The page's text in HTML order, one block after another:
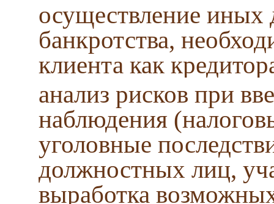
осуществление иных
банкротства,
клиента как
анализ рисков при
наблюдения
уголовные
должностных лиц,
выработка